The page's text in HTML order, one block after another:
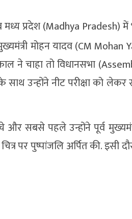
प्रदेश (Madhya Pradesh) में
मोहन यादव (CM
ने चाहा तो विधानसभा
साथ उन्होंने नीट परीक्षा को
और सबसे पहले उन्होंने पूर्व
पर पुष्पांजलि अर्पित की. इसी